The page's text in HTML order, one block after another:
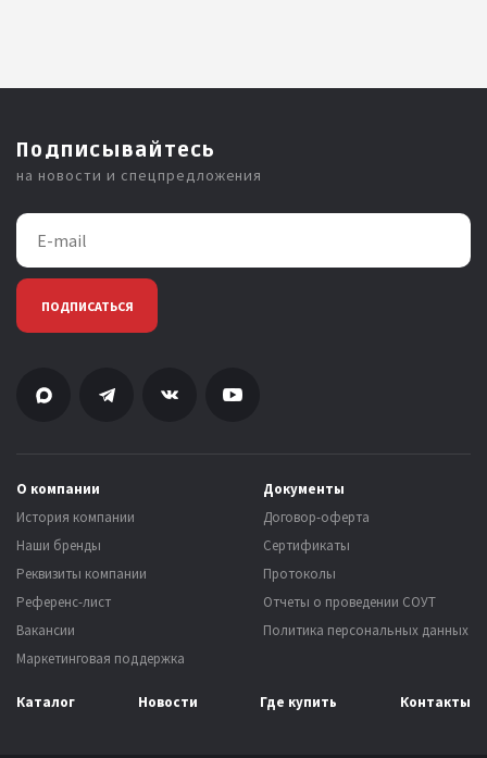
Подписывайтесь
на новости и спецпредложения
ПОДПИСАТЬСЯ
О компании
История компании
Наши бренды
Реквизиты компании
Референс-лист
Вакансии
Маркетинговая поддержка
Документы
Договор-оферта
Сертификаты
Протоколы
Отчеты о проведении СОУТ
Политика персональных данных
Каталог Новости Где купить Контакты